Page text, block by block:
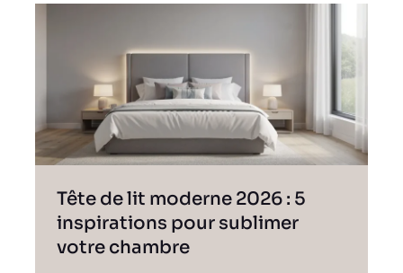
Tête de lit moderne 2026 : 5
inspirations pour sublimer
votre chambre